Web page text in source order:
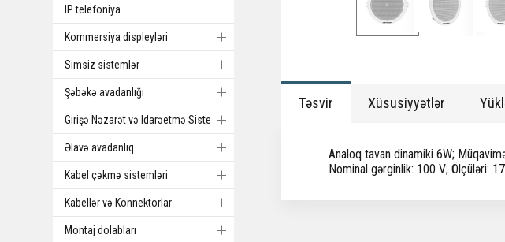
IP telefoniya
Kommersiya displeyləri
Simsiz sistemlər
Şəbəkə avadanlığı
Girişə Nəzarət və Idarəetmə Sistemi
Əlavə avadanlıq
Kabel çəkmə sistemləri
Kabellər və Konnektorlar
Montaj dolabları
Təsvir Xüsusiyyətlər
Analoq tavan dinamiki 6W;
Nominal gərginlik: 100 V; Ölçüləri: